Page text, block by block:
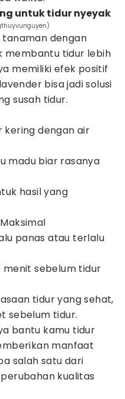
untuk tidur nyeyak
dengan
membantu tidur lebih
memiliki efek positif
bisa jadi solusi
susah tidur.
kering dengan air
madu biar rasanya
hasil yang
panas atau terlalu
menit sebelum tidur
tidur yang sehat,
sebelum tidur.
bantu kamu tidur
manfaat
salah satu dari
kualitas